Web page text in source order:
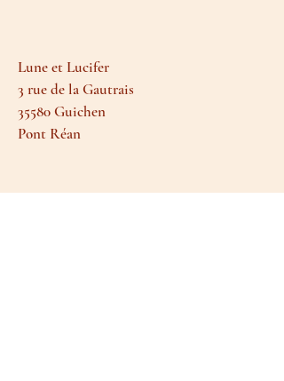
Lune et Lucifer
3 rue de la Gautrais
35580 Guichen
Pont Réan